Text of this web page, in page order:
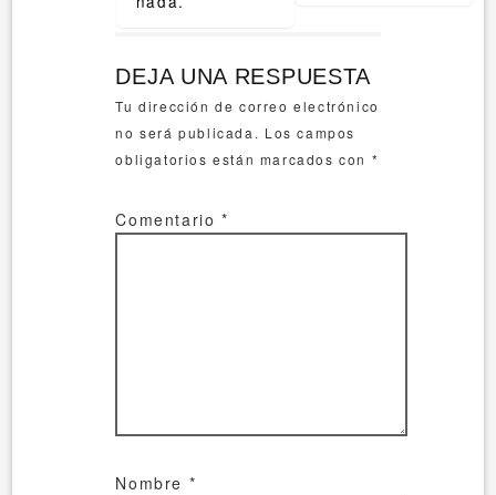
DEJA UNA RESPUESTA
Tu dirección de correo electrónico
no será publicada. Los campos
obligatorios están marcados con *
Comentario*
Nombre *